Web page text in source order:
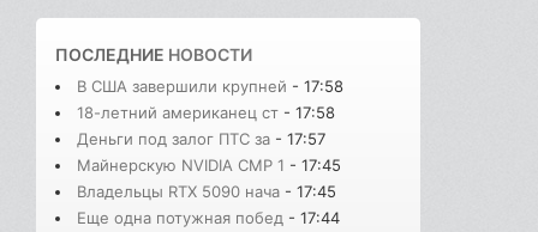
ПОСЛЕДНИЕ НОВОСТИ
В США завершили крупней - 17:58
18-летний американец ст - 17:58
Деньги под залог ПТС за - 17:57
Майнерскую NVIDIA CMP 1 - 17:45
Владельцы RTX 5090 нача - 17:45
Еще одна потужная побед - 17:44